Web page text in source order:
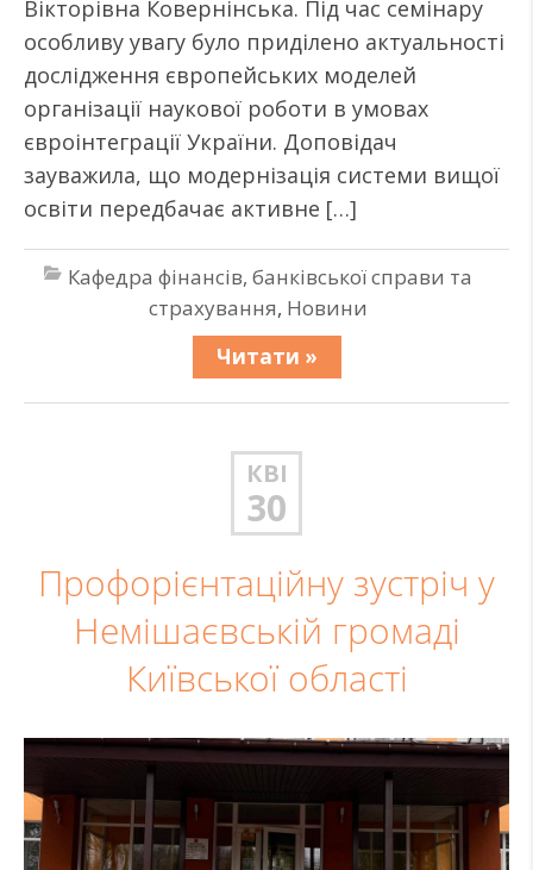
Вікторівна Ковернінська. Під час семінару
особливу увагу було приділено актуальності
дослідження європейських моделей
організації наукової роботи в умовах
євроінтеграції України. Доповідач
зауважила, що модернізація системи вищої
освіти передбачає активне […]
Кафедра фінансів, банківської справи та
страхування, Новини
Читати »
КВІ
30
Профорієнтаційну зустріч у
Немішаєвській громаді
Київської області